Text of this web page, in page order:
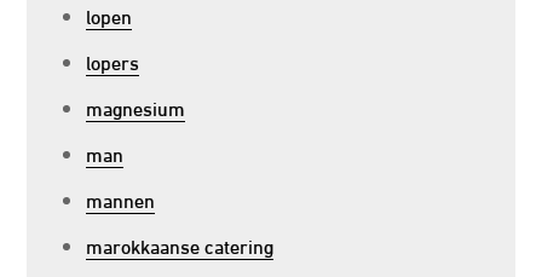
lopen
lopers
magnesium
man
mannen
marokkaanse catering